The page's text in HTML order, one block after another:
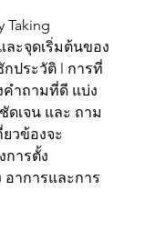
Taking
ะจุดเริ่มต้นของ
ประวัติ l การที่
ำถามที่ดี แบ่ง
เจน และ ถาม
ยวข้องจะ
การตั้ง
อาการและการ